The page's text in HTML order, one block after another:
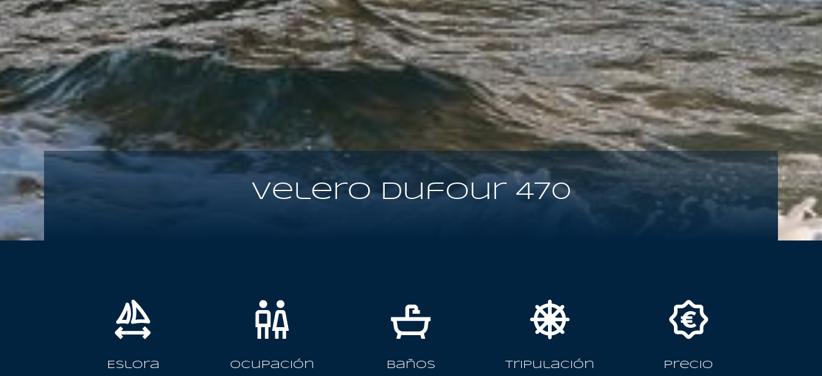
Velero Dufour 470
Eslora Ocupación Baños Tripulación Precio